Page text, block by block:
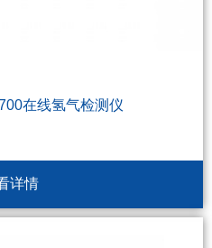
在线氢气检测仪
详情